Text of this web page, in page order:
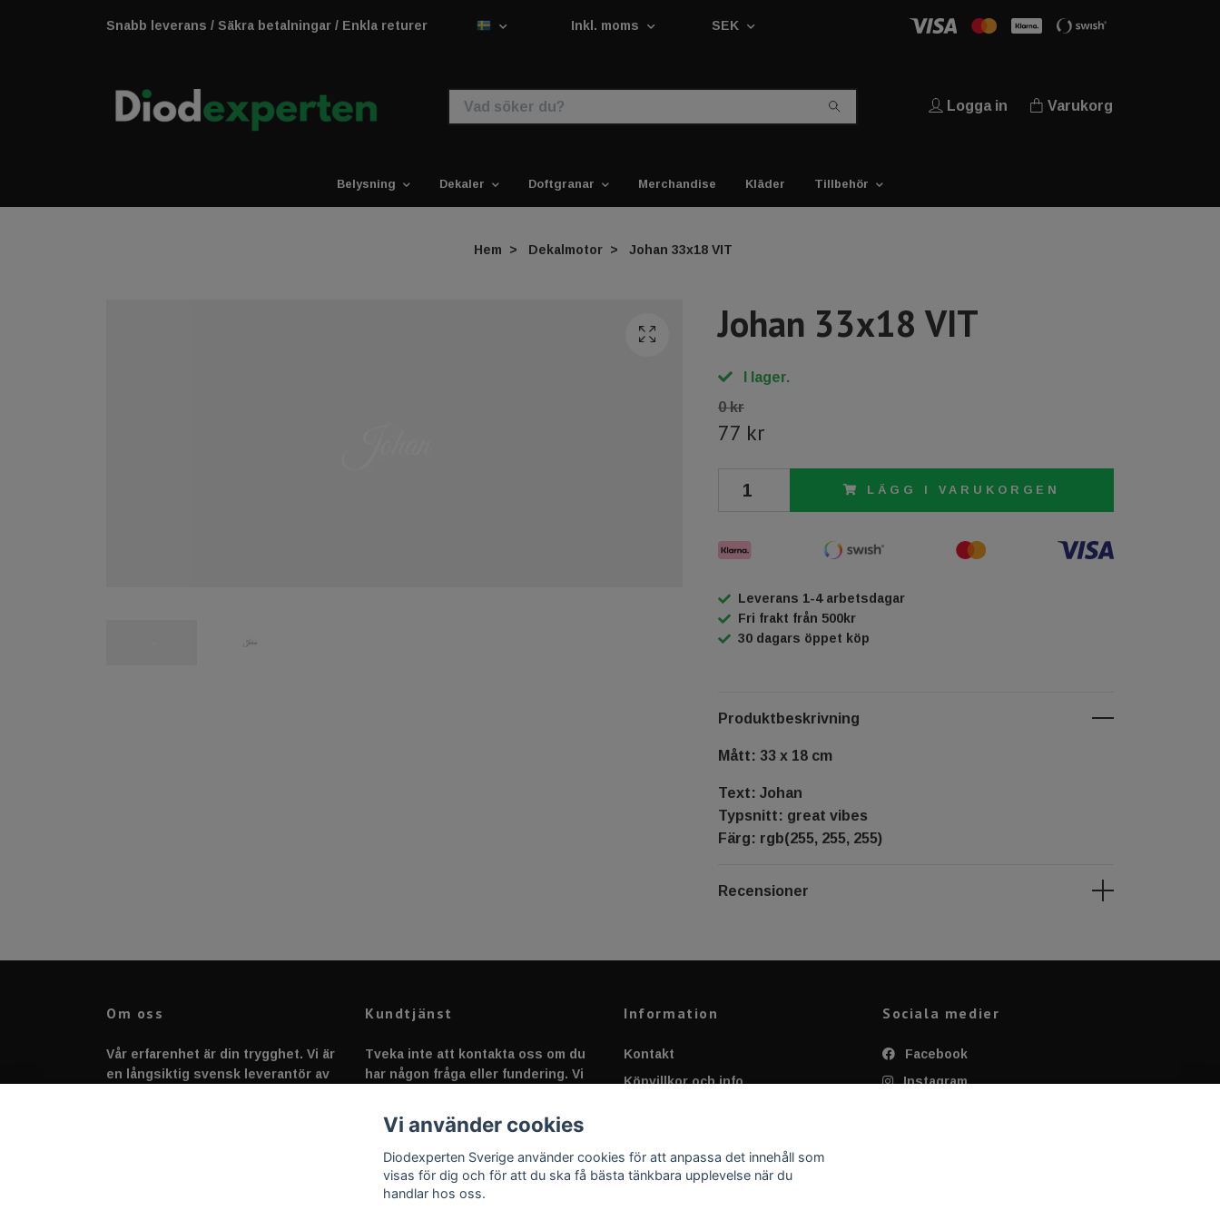
Snabb leverans / Säkra betalningar / Enkla returer Inkl. moms SEK
Logga in Varukorg
Belysning Dekaler Doftgranar Merchandise Kläder Tillbehör
Hem Dekalmotor Johan 33x18 VIT
Johan 33x18 VIT
I lager.
0 kr
77 kr
LÄGG I VARUKORGEN
Leverans 1-4 arbetsdagar
Fri frakt från 500kr
30 dagars öppet köp
Produktbeskrivning
Mått: 33 x 18 cm
Text: Johan
Typsnitt: great vibes
Färg: rgb(255, 255, 255)
Recensioner
Om oss
Vår erfarenhet är din trygghet. Vi är
en långsiktig svensk leverantör av
Kundtjänst
Tveka inte att kontakta oss om du
har någon fråga eller fundering. Vi
Information
Kontakt
Köpvillkor och info
Applicering av Dekal
Sociala medier
Facebook
Instagram
Vi använder cookies
Diodexperten Sverige använder cookies för att anpassa det innehåll som
visas för dig och för att du ska få bästa tänkbara upplevelse när du
handlar hos oss.